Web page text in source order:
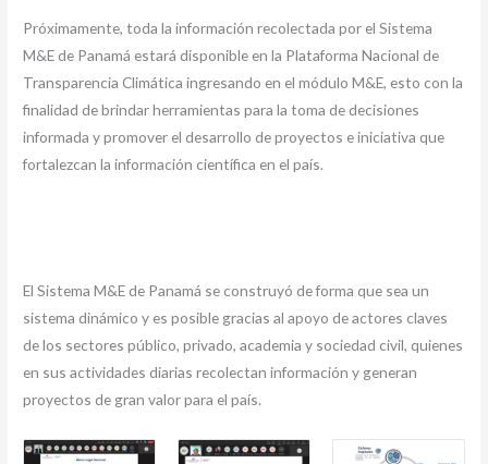
Próximamente, toda la información recolectada por el Sistema
M&E de Panamá estará disponible en la Plataforma Nacional de
Transparencia Climática ingresando en el módulo M&E, esto con la
finalidad de brindar herramientas para la toma de decisiones
informada y promover el desarrollo de proyectos e iniciativa que
fortalezcan la información científica en el país.
El Sistema M&E de Panamá se construyó de forma que sea un
sistema dinámico y es posible gracias al apoyo de actores claves
de los sectores público, privado, academia y sociedad civil, quienes
en sus actividades diarias recolectan información y generan
proyectos de gran valor para el país.